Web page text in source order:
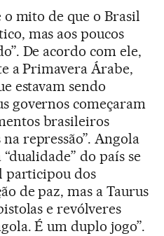
o mito de que o Brasil
mas aos poucos
De acordo com ele,
a Primavera Árabe,
estavam sendo
governos começaram
brasileiros
repressão”. Angola
do país se
participou dos
de paz, mas a Taurus
e revólveres
É um duplo jogo”.